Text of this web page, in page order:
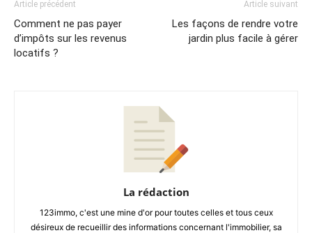
Article précédent
Comment ne pas payer
d’impôts sur les revenus
locatifs ?
Article suivant
Les façons de rendre votre
jardin plus facile à gérer
La rédaction
123immo, c'est une mine d'or pour toutes celles et tous ceux
désireux de recueillir des informations concernant l'immobilier, sa